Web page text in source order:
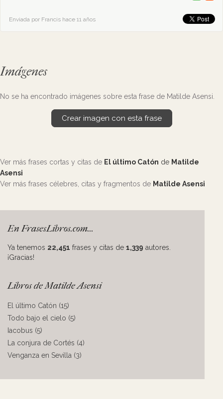
Enviada por Francis hace 11 años
Imágenes
No se ha encontrado imágenes sobre esta frase de Matilde Asensi.
Crear imagen con esta frase
Ver más frases cortas y citas de El último Catón de Matilde
Asensi
Ver más frases célebres, citas y fragmentos de Matilde Asensi
En FrasesLibros.com...
Ya tenemos 22,451 frases y citas de 1,339 autores.
¡Gracias!
Libros de Matilde Asensi
El último Catón (15)
Todo bajo el cielo (5)
Iacobus (5)
La conjura de Cortés (4)
Venganza en Sevilla (3)